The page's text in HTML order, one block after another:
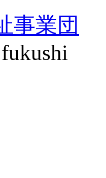
事業団